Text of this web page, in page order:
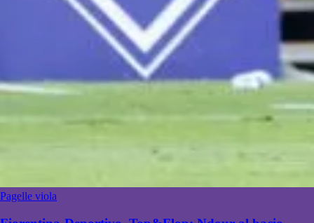
Pagelle viola